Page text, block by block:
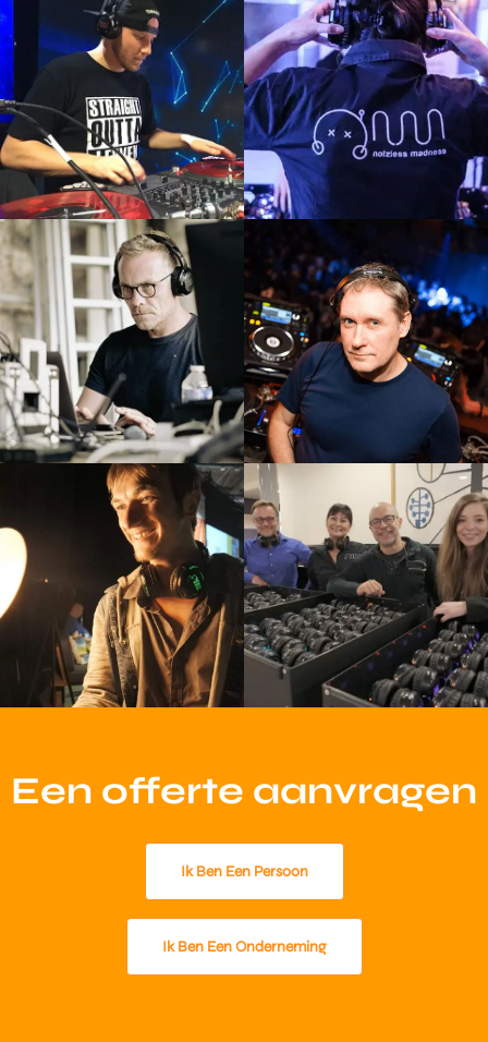
Een offerte aanvragen
Ik Ben Een Persoon
Ik Ben Een Onderneming